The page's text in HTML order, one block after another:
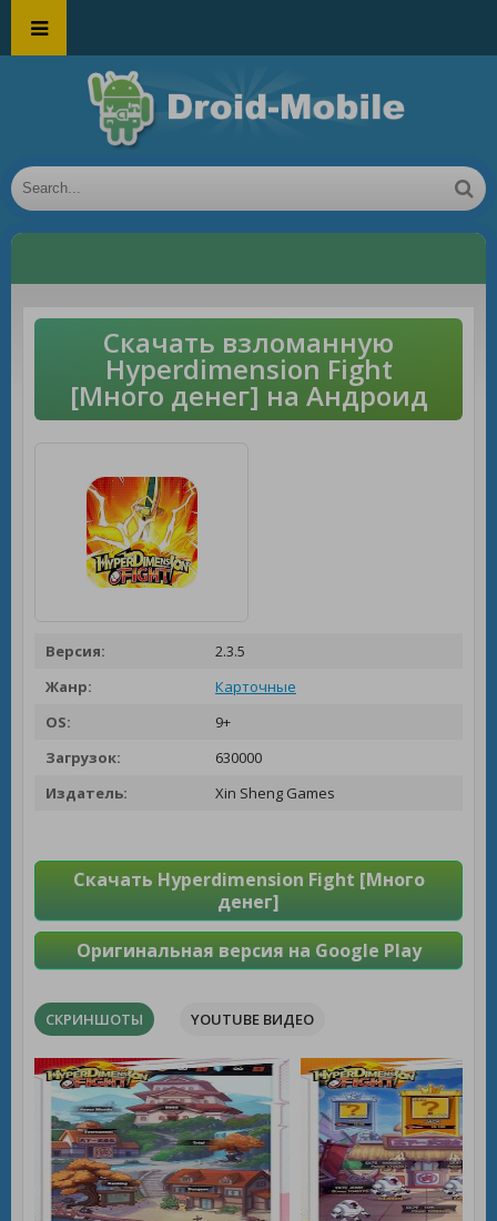
Скачать взломанную
Hyperdimension Fight
[Много денег] на Андроид
Версия:
2.3.5
Жанр:
Карточные
OS:
9+
Загрузок:
630000
Издатель:
Xin Sheng Games
Скачать Hyperdimension Fight [Много
денег]
Оригинальная версия на Google Play
СКРИНШОТЫ YOUTUBE ВИДЕО